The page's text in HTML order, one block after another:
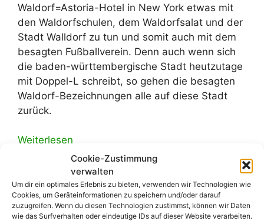
Cookie-Zustimmung
verwalten
Um dir ein optimales Erlebnis zu bieten, verwenden wir Technologien wie
Cookies, um Geräteinformationen zu speichern und/oder darauf
zuzugreifen. Wenn du diesen Technologien zustimmst, können wir Daten
wie das Surfverhalten oder eindeutige IDs auf dieser Website verarbeiten.
Waldorf=Astoria-Hotel in New York etwas mit
den Waldorfschulen, dem Waldorfsalat und der
Stadt Walldorf zu tun und somit auch mit dem
besagten Fußballverein. Denn auch wenn sich
die baden-württembergische Stadt heutzutage
mit Doppel-L schreibt, so gehen die besagten
Waldorf-Bezeichnungen alle auf diese Stadt
zurück.
Weiterlesen
Kategorien
Allgemein,Blog
Schlagwörter
Emil Molt,FC-Astoria Walldorf,Johann
Jakob Astor,John Jacob Astor,John Jacob